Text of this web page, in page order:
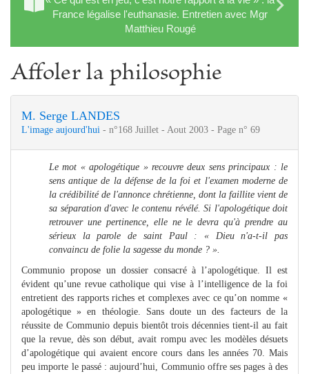
France légalise l'euthanasie. Entretien avec Mgr
Matthieu Rougé
Affoler la philosophie
M. Serge LANDES
L'image aujourd'hui - n°168 Juillet - Aout 2003 - Page n° 69
Le mot « apologétique » recouvre deux sens principaux : le
sens antique de la défense de la foi et l'examen moderne de
la crédibilité de l'annonce chrétienne, dont la faillite vient de
sa séparation d'avec le contenu révélé. Si l'apologétique doit
retrouver une pertinence, elle ne le devra qu'à prendre au
sérieux la parole de saint Paul : « Dieu n'a-t-il pas
convaincu de folie la sagesse du monde ? ».
Communio propose un dossier consacré à l’apologétique. Il est
évident qu’une revue catholique qui vise à l’intelligence de la foi
entretient des rapports riches et complexes avec ce qu’on nomme «
apologétique » en théologie. Sans doute un des facteurs de la
réussite de Communio depuis bientôt trois décennies tient-il au fait
que la revue, dès son début, avait rompu avec les modèles désuets
d’apologétique qui avaient encore cours dans les années 70. Mais
peu importe le passé : aujourd’hui, Communio offre ses pages à des